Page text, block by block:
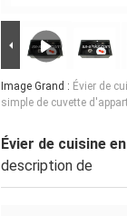
Image Grand : Évier de
simple de cuvette
Évier de cuisine
description de